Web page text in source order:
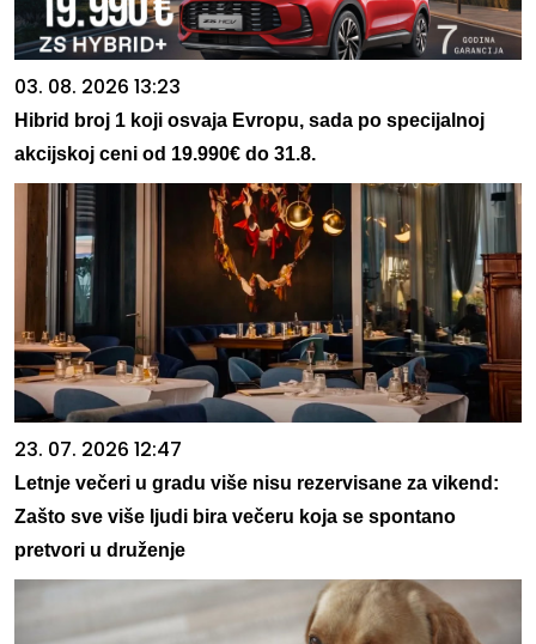
03. 08. 2026 13:23
Hibrid broj 1 koji osvaja Evropu, sada po specijalnoj
akcijskoj ceni od 19.990€ do 31.8.
23. 07. 2026 12:47
Letnje večeri u gradu više nisu rezervisane za vikend:
Zašto sve više ljudi bira večeru koja se spontano
pretvori u druženje